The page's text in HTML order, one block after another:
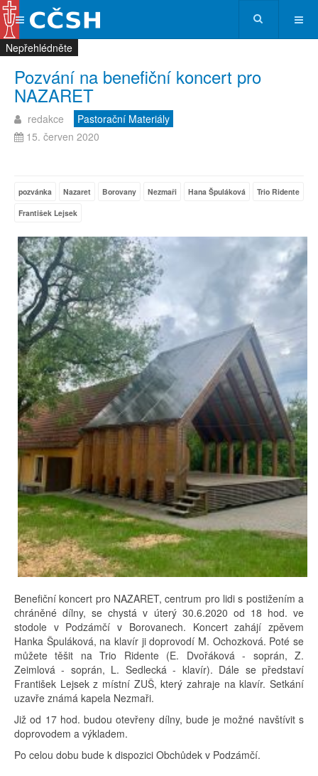
Pozvání na benefiční koncert pro
NAZARET
redakce
Pastorační Materiály
15. červen 2020
pozvánka Nazaret Borovany Nezmaři Hana Špuláková
Trio Ridente
František Lejsek
Benefiční koncert pro NAZARET, centrum pro lidi s postižením a
chráněné dílny, se chystá v úterý 30.6.2020 od 18 hod. ve
stodole v Podzámčí v Borovanech. Koncert zahájí zpěvem
Hanka Špuláková, na klavír ji doprovodí M. Ochozková. Poté se
můžete těšit na Trio Ridente (E. Dvořáková - soprán, Z.
Zeimlová - soprán, L. Sedlecká - klavír). Dále se představí
František Lejsek z místní ZUŠ, který zahraje na klavír. Setkání
uzavře známá kapela Nezmaři.
Již od 17 hod. budou otevřeny dílny, bude je možné navštívit s
doprovodem a výkladem.
Po celou dobu bude k dispozici Obchůdek v Podzámčí.
Nepřehlédněte
Nepřehlédněte
Nepřehlédněte
Nepřehlédněte